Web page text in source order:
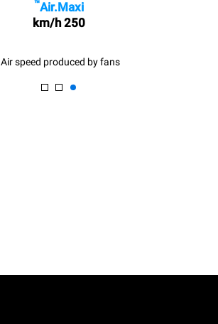
Air.Maxi
™
250 km/h
Air speed produced by fans.